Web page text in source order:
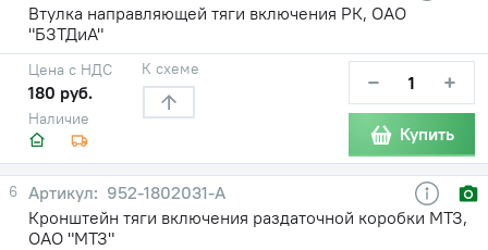
Втулка направляющей тяги включения РК, ОАО
"БЗТДиА"
Наличие
Цена с НДС
180 руб.
К схеме − +
Купить
6
952-1802031-А
Кронштейн тяги включения раздаточной коробки МТЗ,
ОАО "МТЗ"